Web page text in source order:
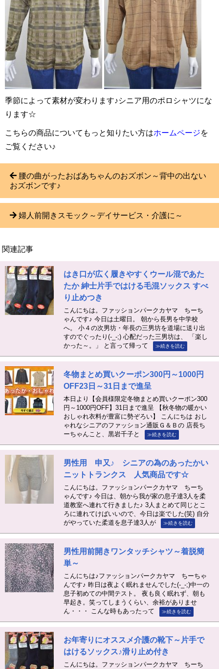
季節によって素材が変わります♪シニア用のポロシャツにな
ります☆
こちらの商品についてもっと知りたい方はホームページを
ご覧ください♪
腰の曲がったおばあちゃんのおズボン～背中の出ない
おズボンです♪
婦人前開きスモック～デイサービス・介護に～
関連記事
はき口が広く履きやすくウール混であた
たか 紳士片手ではける毛混ソックス すべ
り止めつき
こんにちは。ファッションパークカヤマ ちーち
ゃんです♪ 今日は土曜日。 朝から長男を中学校
へ。 小４の次男坊・年長の三男坊を道場に送り出
すのでぐったり(-_-;) 心配だった三男坊は、 「楽し
かった～。」 と言って帰って
≫続きを読む
冬物まとめ買いクーポン300円～1000円
OFF23日～31日まで進呈
本日より【会員様限定冬物まとめ買いクーポン300
円～1000円OFF】31日まで進呈 【秋冬物の暖かい
おしゃれ衣料が豊富に勢ぞろい】 こんにちは おし
ゃれなシニアのファッション通販Ｇ＆Ｂの 店長ち
ーちゃんこと、黒岩千子と
≫続きを読む
男性用 申又♪ シニアの為のあったかい
ニットトランクス 人気商品です☆
こんにちは。ファッションパークカヤマ ちーち
ゃんです♪ 今日は、朝から我が家の息子達3人を柔
道教室へ連れて行きました♪ 3人まとめて同じとこ
ろに連れてけばいいので、今日は楽でした(笑) 自分
がやっていた柔道を息子達3人が
≫続きを読む
男性用前開きワンタッチシャツ～着脱簡
単～
こんにちは♪ファッションパークカヤマ ちーちゃ
んです♪ 昨日は夜よく眠れませんでした(-_-;)中一の
息子初めての中間テスト。 夜も良く眠れず、朝も
早起き。笑ってしまうくらい、余裕がありませ
ん・・・ こんな時もあったって
≫続きを読む
お年寄りにオススメ介護の靴下～片手で
はけるソックス♪滑り止め付き
こんにちは。ファッションパークカヤマ ちーち